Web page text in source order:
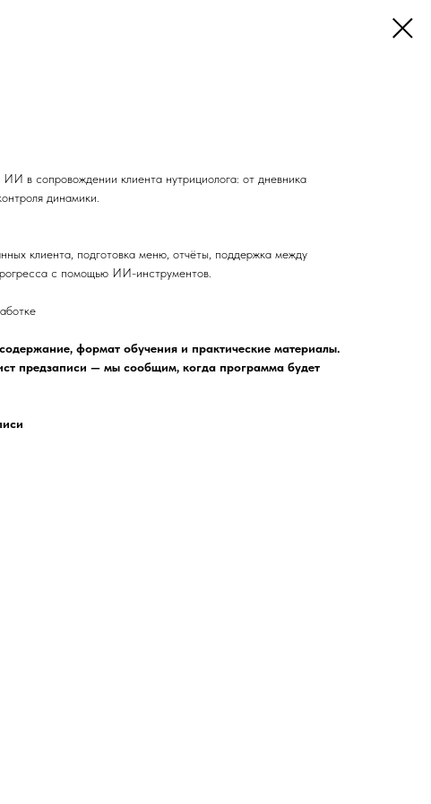
ИИ в сопровождении клиента нутрициолога: от дневника
динамики.
клиента, подготовка меню, отчёты, поддержка между
с помощью ИИ-инструментов.
формат обучения и практические материалы.
предзаписи — мы сообщим, когда программа будет